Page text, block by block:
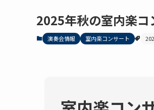
2025年秋の室内楽コ
演奏会情報 室内楽コンサート